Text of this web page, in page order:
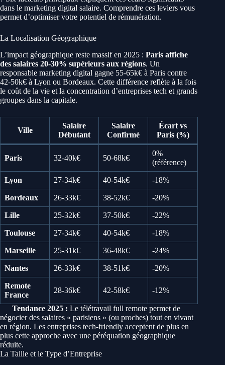
dans le marketing digital salaire. Comprendre ces leviers vous
permet d’optimiser votre potentiel de rémunération.
La Localisation Géographique
L’impact géographique reste massif en 2025 : Paris affiche
des salaires 20-30% supérieurs aux régions. Un
responsable marketing digital gagne 55-65k€ à Paris contre
42-50k€ à Lyon ou Bordeaux. Cette différence reflète à la fois
le coût de la vie et la concentration d’entreprises tech et grands
groupes dans la capitale.
Ville
Salaire
Débutant
Salaire
Confirmé
Écart vs
Paris (%)
Paris 32-40k€ 50-68k€
0%
(référence)
Lyon 27-34k€ 40-54k€ -18%
Bordeaux 26-33k€ 38-52k€ -20%
Lille 25-32k€ 37-50k€ -22%
Toulouse 27-34k€ 40-54k€ -18%
Marseille 25-31k€ 36-48k€ -24%
Nantes 26-33k€ 38-51k€ -20%
Remote
France
28-36k€ 42-58k€ -12%
Tendance 2025 : Le télétravail full remote permet de
négocier des salaires « parisiens » (ou proches) tout en vivant
en région. Les entreprises tech-friendly acceptent de plus en
plus cette approche avec une péréquation géographique
réduite.
La Taille et le Type d’Entreprise